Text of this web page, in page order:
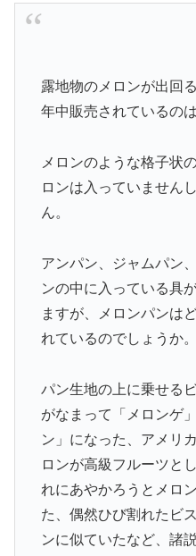
露地物のメロンが出回
年中販売されているの
メロンのような格子状
ロンは入っていません
ん。
アンパン、ジャムパン
ンの中に入っている具
ますが、メロンパンは
れているのでしょうか。
パン生地の上に乗せる
がなまって「メロンゲ
ン」になった、アメリ
ロンが高級フルーツと
れにあやかろうとメロ
た、偶然ひび割れたビ
ンに似ていたなど、諸